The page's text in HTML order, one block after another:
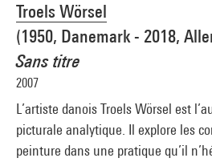
Troels Wörsel
(1950, Danemark - 2018,
Sans titre
2007
L’artiste danois Troels Wörsel est
picturale analytique. Il explore les
peinture dans une pratique qu’il
Créditos fotográficos : Centre Pompidou,
GrandPalaisRmn
Referencia de la imagen : 4N05972
Difusión de la imagen :